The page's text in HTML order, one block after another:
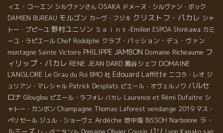
ィエ・コーエン シルヴァンさん OSAKA ドメーヌ・シルヴァン・ボック
DAMIEN BUREAU モルゴン カーヴ・フジキ クリストフ・パカレ シャ
トー・プピーユ 野村ユニソン Ｓａｉｎｔ-Emilion ESPOA Shinkawa カミ
ーユ・ラピエール Chef Rodolphe クラブ・パッション・デュ・ヴァン
montagne Sainte Victoire PHILIPPE JAMBON Domaine Richeaume フ
ィリップ・パカレ RENE JEAN DARD 萬谷シェフ DOMAINE
L'ANGLORE Le Grau du Roi BMO 社 Edouard Laffitte ニコラ・レオ ジ
ュリアン・マレシャル Patrick Desplats ピエール・オヴェルノワ バルセ
ロナ Glouglou ピエール・ラフォレ パカレ Laurence et Rémi Dufaitre シ
ャトー・カンボン Champagne Thomas Laforest vendange 2019 マス・
ぺリセール ジュル・ショーヴェ Ardèche 地中海 BISSOH Narbonne ラ・